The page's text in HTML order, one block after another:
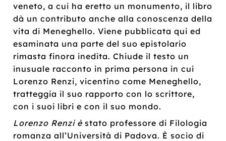
veneto, a cui ha eretto un monumento, il libro
dà un contributo anche alla conoscenza della
vita di Meneghello. Viene pubblicata qui ed
esaminata una parte del suo epistolario
rimasta finora inedita. Chiude il testo un
inusuale racconto in prima persona in cui
Lorenzo Renzi, vicentino come Meneghello,
tratteggia il suo rapporto con lo scrittore,
con i suoi libri e con il suo mondo.
Lorenzo Renzièstato professore di Filologia
romanza all’Università di Padova. È socio di